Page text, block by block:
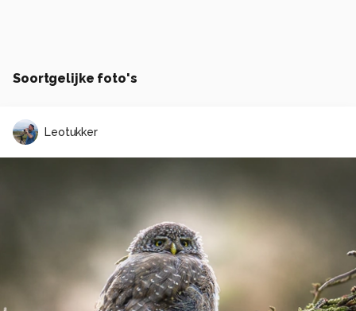
Soortgelijke foto's
Leotukker